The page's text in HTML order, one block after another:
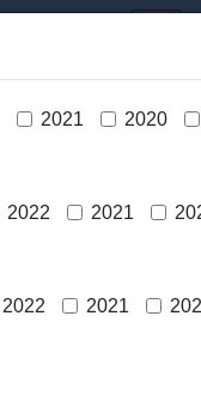
2021
2020
2022 2021
2022 2021